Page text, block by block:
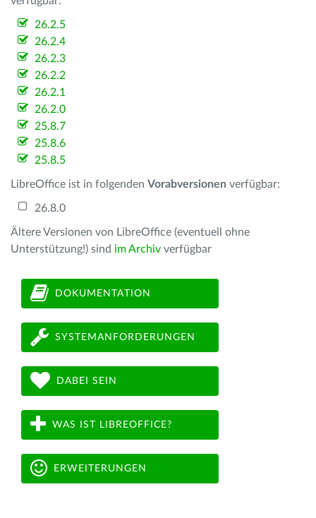
26.2.5
26.2.4
26.2.3
26.2.2
26.2.1
26.2.0
25.8.7
25.8.6
25.8.5
LibreOffice ist in folgenden Vorabversionen verfügbar:
26.8.0
Ältere Versionen von LibreOffice (eventuell ohne
Unterstützung!) sind im Archiv verfügbar
DOKUMENTATION
SYSTEMANFORDERUNGEN
DABEI SEIN
WAS IST LIBREOFFICE?
ERWEITERUNGEN